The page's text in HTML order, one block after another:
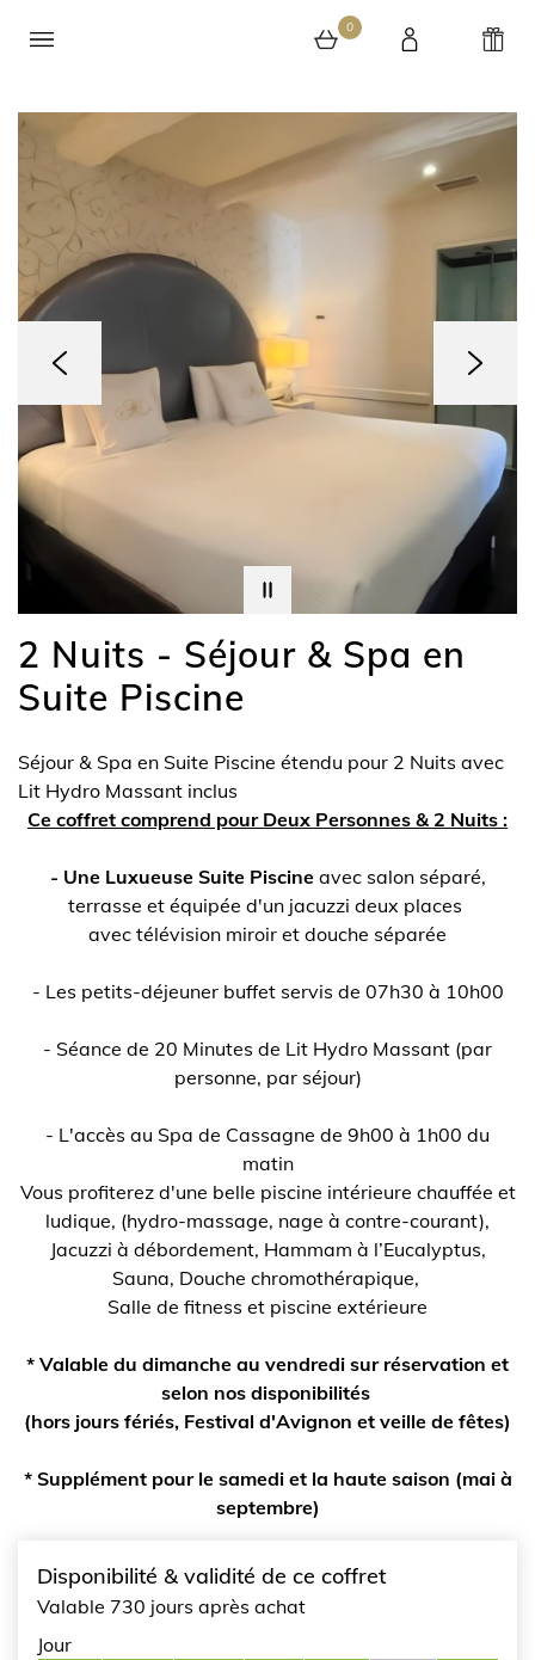
0
0 article au panier
2 Nuits - Séjour & Spa en
Suite Piscine
Séjour & Spa en Suite Piscine étendu pour 2 Nuits avec
Lit Hydro Massant inclus
Ce coffret comprend pour Deux Personnes & 2 Nuits :
- Une Luxueuse Suite Piscine avec salon séparé,
terrasse et équipée d'un jacuzzi deux places
avec télévision miroir et douche séparée
- Les petits-déjeuner buffet servis de 07h30 à 10h00
- Séance de 20 Minutes de Lit Hydro Massant (par
personne, par séjour)
- L'accès au Spa de Cassagne de 9h00 à 1h00 du
matin
Vous profiterez d'une belle piscine intérieure chauffée et
ludique, (hydro-massage, nage à contre-courant),
Jacuzzi à débordement, Hammam à l’Eucalyptus,
Sauna, Douche chromothérapique,
Salle de fitness et piscine extérieure
* Valable du dimanche au vendredi sur réservation et
selon nos disponibilités
(hors jours fériés, Festival d'Avignon et veille de fêtes)
* Supplément pour le samedi et la haute saison (mai à
septembre)
Disponibilité & validité de ce coffret
Valable 730 jours après achat
Jour